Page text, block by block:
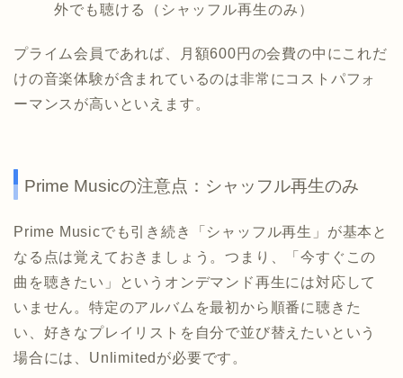
外でも聴ける（シャッフル再生のみ）
プライム会員であれば、月額600円の会費の中にこれだ
けの音楽体験が含まれているのは非常にコストパフォ
ーマンスが高いといえます。
Prime Musicの注意点：シャッフル再生のみ
Prime Musicでも引き続き「シャッフル再生」が基本と
なる点は覚えておきましょう。つまり、「今すぐこの
曲を聴きたい」というオンデマンド再生には対応して
いません。特定のアルバムを最初から順番に聴きた
い、好きなプレイリストを自分で並び替えたいという
場合には、Unlimitedが必要です。